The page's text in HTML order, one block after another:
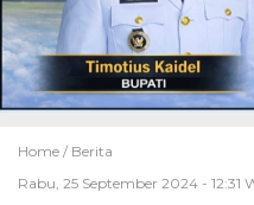
Home / Berita
Rabu, 25 September 2024 - 12:31